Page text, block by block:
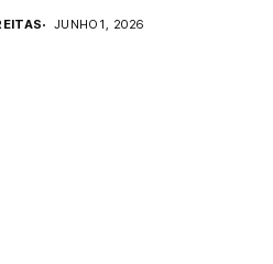
JUNHO 1, 2026